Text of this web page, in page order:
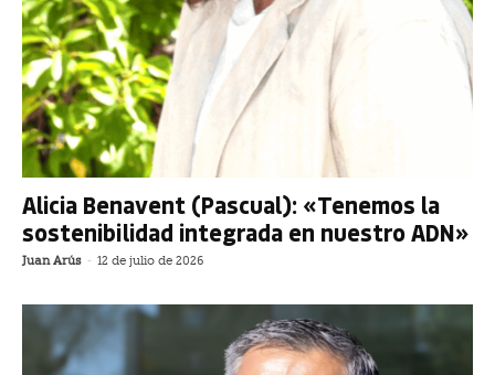
Alicia Benavent (Pascual): «Tenemos la
sostenibilidad integrada en nuestro ADN»
Juan Arús - 12 de julio de 2026